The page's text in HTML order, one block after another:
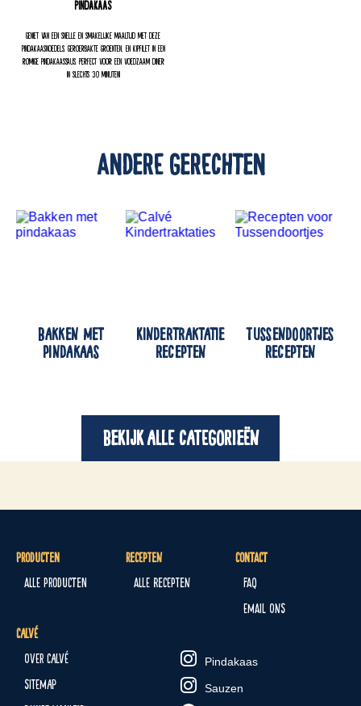
pindakaas
Geniet van een snelle en smakelijke maaltijd met deze
pindakaasnoedels, geroerbakte groenten, en kipfilet in een
romige pindakaassaus. Perfect voor een voedzaam diner
in slechts 30 minuten!
ANDERE GERECHTEN
Bakken met
pindakaas
Kindertraktatie
Recepten
Tussendoortjes
Recepten
Bekijk alle categorieën
Producten
Alle producten
Recepten
Alle recepten
Contact
FAQ
Email ons
Calvé
Over Calvé
Sitemap
Pindakaas
Sauzen